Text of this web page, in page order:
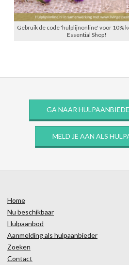
Gebruik de code 'hulplijnonline' voor 10%
Essential Shop!
GA NAAR
MELD JE AAN ALS
Home
Nu beschikbaar
Hulpaanbod
Aanmelding als hulpaanbieder
Zoeken
Contact